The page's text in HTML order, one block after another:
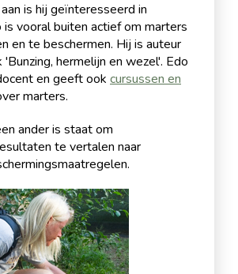
is hij geïnteresseerd in
is vooral buiten actief om marters
en te beschermen. Hij is auteur
hermelijn en wezel'. Edo
en geeft ook cursussen en
marters.
ander is staat om
te vertalen naar